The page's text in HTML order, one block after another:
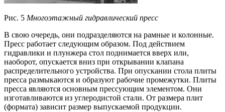
Рис. 5 Многоэтажный гидравлический пресс
В свою очередь, они подразделяются на рамные и колонные.
Пресс работает следующим образом. Под действием
гидравлики и плунжера стол поднимается вверх или,
наоборот, опускается вниз при открывании клапана
распределительного устройства. При опускании стола плиты
пресса размыкаются и образуют рабочие промежутки. Плиты
пресса являются основным прессующим элементом. Они
изготавливаются из углеродистой стали. От размера плит
(формата) зависит размер выпускаемой продукции.